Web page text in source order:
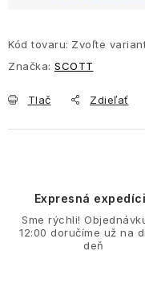
Kód tovaru: Zvoľte
Značka: SCOTT
Tlač Zdieľať
Expresná
Sme rýchli!
12:00 doručíme už na
deň